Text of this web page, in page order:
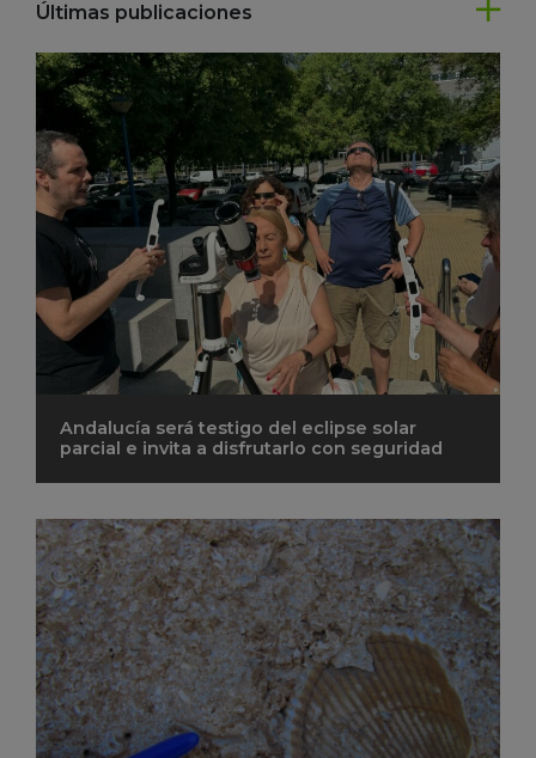
Últimas publicaciones
Andalucía será testigo del eclipse solar
parcial e invita a disfrutarlo con seguridad